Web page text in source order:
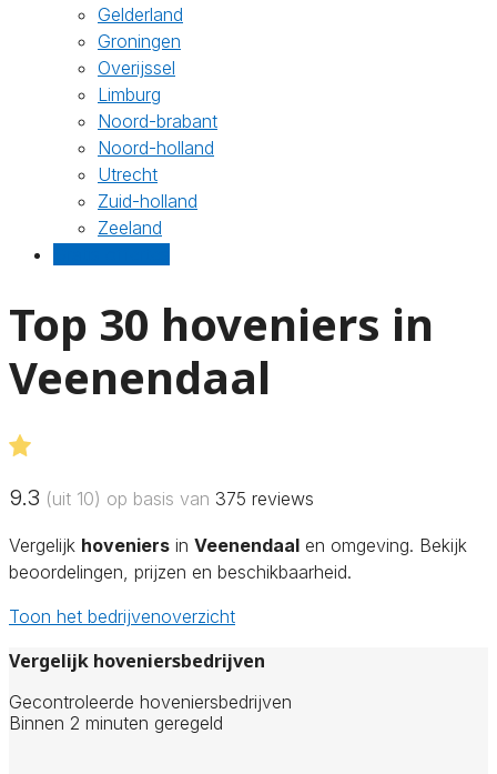
Gelderland
Groningen
Overijssel
Limburg
Noord-brabant
Noord-holland
Utrecht
Zuid-holland
Zeeland
Top 30 hoveniers in
Veenendaal
9.3 (uit 10) op basis van 375 reviews
Vergelijk hoveniers in Veenendaal en omgeving. Bekijk
beoordelingen, prijzen en beschikbaarheid.
Toon het bedrijvenoverzicht
Vergelijk hoveniersbedrijven
Gecontroleerde hoveniersbedrijven
Binnen 2 minuten geregeld